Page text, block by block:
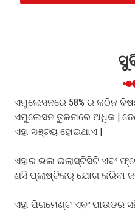
ଏମୁଲେସନରେ 58% ର କଠିନ
ଏମୁଲେସନ ତୁଳନାରେ ଅଧିକ |
ଏହା ସଞ୍ଚୟ ହୋଇଥାଏ |
ଏହାର ଭଲ ଇଲାସ୍ଟିସିଟି ଏବଂ
ଣସି ପ୍ଲାଷ୍ଟିକର୍ ଯୋଗ କରିବା
ଏହା ପିଗମେଣ୍ଟ ଏବଂ ପାଉଡର